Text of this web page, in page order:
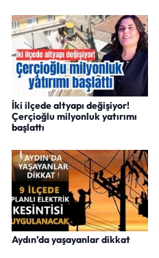
İki ilçede altyapı değişiyor!
Çerçioğlu milyonluk yatırımı
başlattı
Aydın’da yaşayanlar dikkat